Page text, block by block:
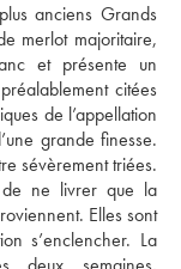
anciens Grands
merlot majoritaire,
et présente un
citées
de l’appellation
grande finesse.
sévèrement triées.
ne livrer que la
Elles sont
s’enclencher. La